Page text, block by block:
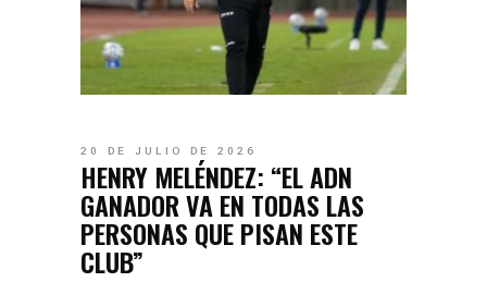
20 DE JULIO DE 2026
HENRY MELÉNDEZ: “EL ADN
GANADOR VA EN TODAS LAS
PERSONAS QUE PISAN ESTE
CLUB”